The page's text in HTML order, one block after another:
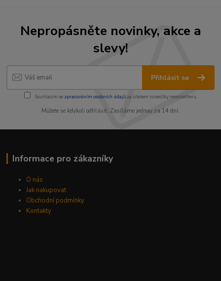
Nepropásněte novinky, akce a
slevy!
Přihlásit se
Souhlasím se zpracováním osobních údajůza účelem rozesílky newsletteru.
Můžete se kdykoli odhlásit. Zasíláme jednou za 14 dní.
Informace pro zákazníky
O nás
Jak nakupovat
Obchodní podmínky
Kontakty